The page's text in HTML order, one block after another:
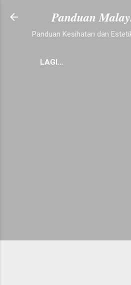
Langkau ke
Panduan
Panduan Kesihatan dan
LAGI…